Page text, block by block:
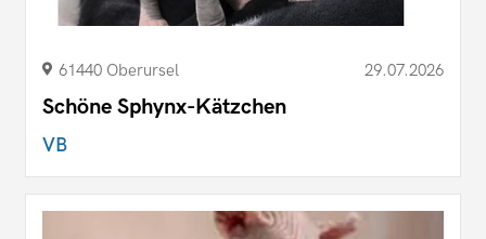
61440 Oberursel 29.07.2026
Schöne Sphynx-Kätzchen
VB